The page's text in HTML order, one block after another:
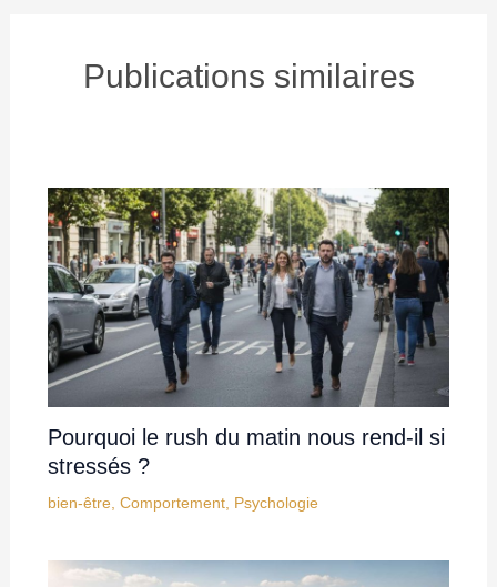
Publications similaires
Pourquoi le rush du matin nous rend-il si
stressés ?
bien-être Comportement, Psychologie